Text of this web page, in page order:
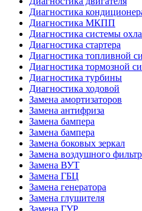
Диагностика
Диагностика МКПП
Диагностика системы
Диагностика стартера
Диагностика топливной
Диагностика тормозной
Диагностика турбины
Диагностика ходовой
Замена амортизаторов
Замена антифриза
Замена бампера
Замена бампера
Замена боковых зеркал
Замена воздушного
Замена ВУТ
Замена ГБЦ
Замена генератора
Замена глушителя